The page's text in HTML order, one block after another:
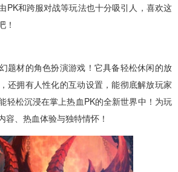
PK和跨服对战等玩法也十分吸引人，喜欢这
！
题材的角色扮演游戏！它具备轻松休闲的放
还拥有人性化的互动设置，能彻底解放玩家
轻松沉浸在掌上热血PK的全新世界中！为玩
容、热血体验与独特情怀！